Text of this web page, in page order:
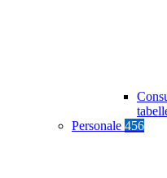
Personale 456